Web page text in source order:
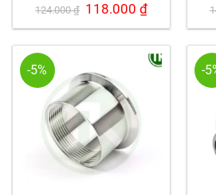
124.000₫ Giá
gốc
là:
118.000 ₫Giá
hiện
tại
118.000 ₫.
-5% -